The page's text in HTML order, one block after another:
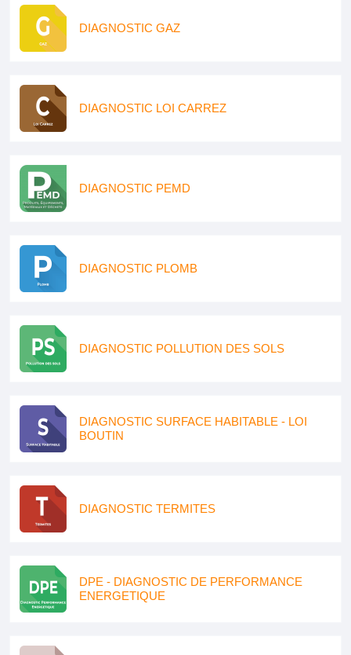
DIAGNOSTIC GAZ
DIAGNOSTIC LOI CARREZ
DIAGNOSTIC PEMD
DIAGNOSTIC PLOMB
DIAGNOSTIC POLLUTION DES SOLS
DIAGNOSTIC SURFACE HABITABLE - LOI
BOUTIN
DIAGNOSTIC TERMITES
DPE - DIAGNOSTIC DE PERFORMANCE
ENERGETIQUE